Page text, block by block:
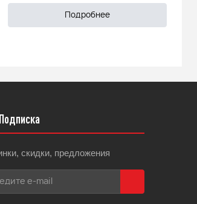
Подробнее
Подписка
скидки, предложения